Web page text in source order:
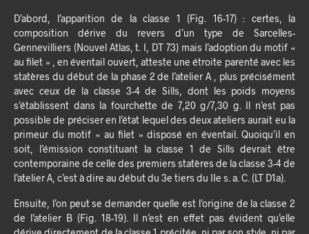
D’abord, l’apparition de la classe 1 (Fig. 16-17) : certes, la
composition dérive du revers d’un type de Sarcelles-
Gennevilliers (Nouvel Atlas, t. I, DT 73) mais l’adoption du motif «
au filet » , en éventail ouvert, atteste une étroite parenté avec les
statères du début de la phase 2 de l’atelier A , plus précisément
avec ceux de la classe 3-4 de Sills, dont les poids moyens
s’établissent dans la fourchette de 7,20 g/7,30 g. Il n’est pas
possible de préciser en l’état lequel des deux ateliers aurait eu la
primeur du motif « au filet » disposé en éventail. Quoiqu’il en
soit, l’émission constituant la classe 1 de Sills devrait être
contemporaine de celle des premiers statères de la classe 3-4 de
l’atelier A, c’est à dire au début du 3e tiers du IIe s. a. C. (LT D1a).
Ensuite, l’on peut se demander quelle est l’origine de la classe 2
de l’atelier B (Fig. 18-19). Il n’est en effet pas évident qu’elle